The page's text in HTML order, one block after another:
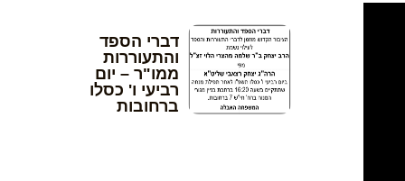
דברי הספד
והתעוררות
ממו"ר – יום
רביעי ו' כסלו
ברחובות